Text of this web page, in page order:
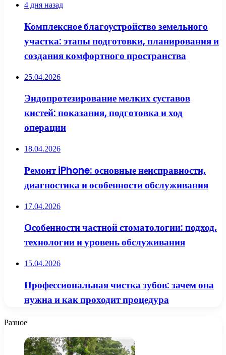
4 дня назад
Комплексное благоустройство земельного
участка: этапы подготовки, планирования и
создания комфортного пространства
25.04.2026
Эндопротезирование мелких суставов
кистей: показания, подготовка и ход
операции
18.04.2026
Ремонт iPhone: основные неисправности,
диагностика и особенности обслуживания
17.04.2026
Особенности частной стоматологии: подход,
технологии и уровень обслуживания
15.04.2026
Профессиональная чистка зубов: зачем она
нужна и как проходит процедура
Разное